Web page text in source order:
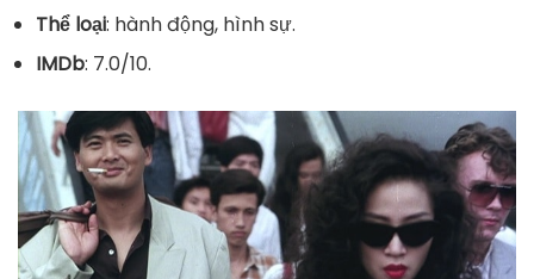
Thể loại: hành động, hình sự.
IMDb: 7.0/10.